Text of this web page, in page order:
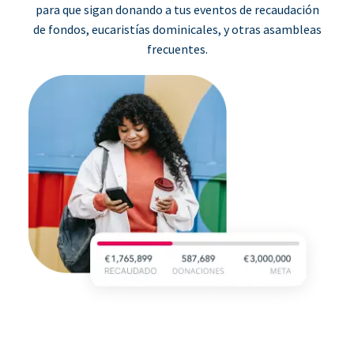
para que sigan donando a tus eventos de recaudación
de fondos, eucaristías dominicales, y otras asambleas
frecuentes.